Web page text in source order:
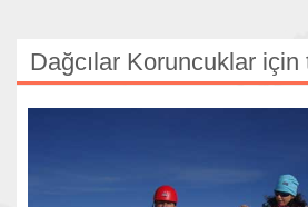
Dağcılar Koruncuklar için